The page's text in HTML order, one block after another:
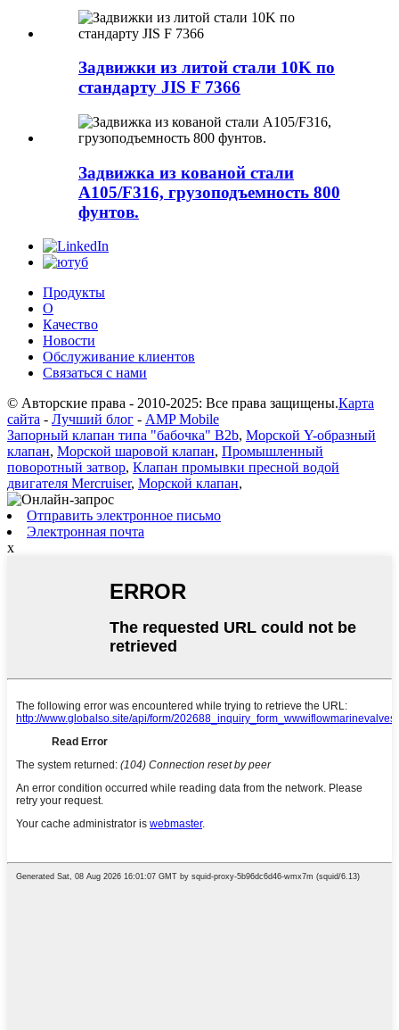
Задвижки из литой стали 10K по
стандарту JIS F 7366
Задвижка из кованой стали
A105/F316, грузоподъемность 800
фунтов.
Продукты
О
Качество
Новости
Обслуживание клиентов
Связаться с нами
© Авторские права - 2010-2025: Все права защищены.Карта
сайта - Лучший блог - AMP Mobile
Запорный клапан типа "бабочка" B2b, Морской Y-образный
клапан, Морской шаровой клапан, Промышленный
поворотный затвор, Клапан промывки пресной водой
двигателя Mercruiser, Морской клапан,
Отправить электронное письмо
Электронная почта
x